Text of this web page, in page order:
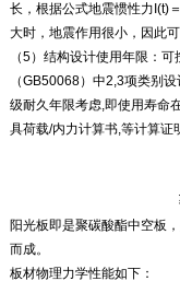
长，根据公式地震惯性力I(t)
大时，地震作用很小，因此
（5）结构设计使用年限：
（GB50068）中2,3项类别
级耐久年限考虑,即使用寿命
具荷载/内力计算书,等计算证
阳光板即是聚碳酸酯中空板
而成。
板材物理力学性能如下：